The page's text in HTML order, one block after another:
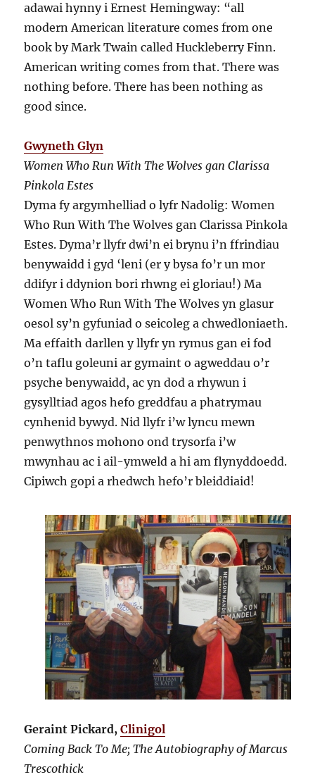
adawai hynny i Ernest Hemingway: “all
modern American literature comes from one
book by Mark Twain called Huckleberry Finn.
American writing comes from that. There was
nothing before. There has been nothing as
good since.
Gwyneth Glyn
Women Who Run With The Wolves gan Clarissa
Pinkola Estes
Dyma fy argymhelliad o lyfr Nadolig: Women
Who Run With The Wolves gan Clarissa Pinkola
Estes. Dyma’r llyfr dwi’n ei brynu i’n ffrindiau
benywaidd i gyd ‘leni (er y bysa fo’r un mor
ddifyr i ddynion bori rhwng ei gloriau!) Ma
Women Who Run With The Wolves yn glasur
oesol sy’n gyfuniad o seicoleg a chwedloniaeth.
Ma effaith darllen y llyfr yn rymus gan ei fod
o’n taflu goleuni ar gymaint o agweddau o’r
psyche benywaidd, ac yn dod a rhywun i
gysylltiad agos hefo greddfau a phatrymau
cynhenid bywyd. Nid llyfr i’w lyncu mewn
penwythnos mohono ond trysorfa i’w
mwynhau ac i ail-ymweld a hi am flynyddoedd.
Cipiwch gopi a rhedwch hefo’r bleiddiaid!
Geraint Pickard,Clinigol
Coming Back To Me; The Autobiography of Marcus
Trescothick